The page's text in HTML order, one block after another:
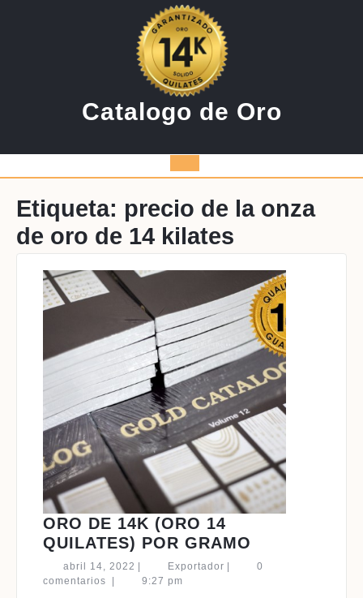
Catalogo de Oro
Botón
de
apertura
Etiqueta: precio de la onza
de oro de 14 kilates
ORO DE 14K (ORO 14
QUILATES) POR GRAMO
DE
abril 14, 2022 abril
14,
ExportadorExportador
0
comentarios
9:27 pm